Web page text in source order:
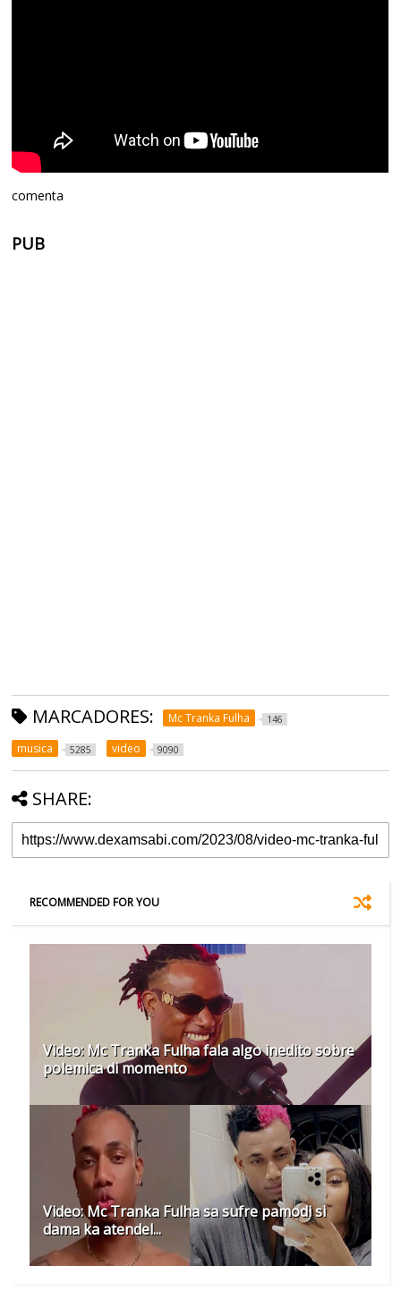
comenta
PUB
MARCADORES: Mc Tranka Fulha 146
musica 5285 video 9090
SHARE:
RECOMMENDED FOR YOU
Video: Mc Tranka Fulha fala algo inedito sobre
polemica di momento
Video: Mc Tranka Fulha sa sufre pamodi si
dama ka atendel...